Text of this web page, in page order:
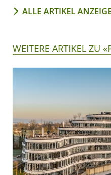
ALLE ARTIKEL
WEITERE ARTIKEL ZU